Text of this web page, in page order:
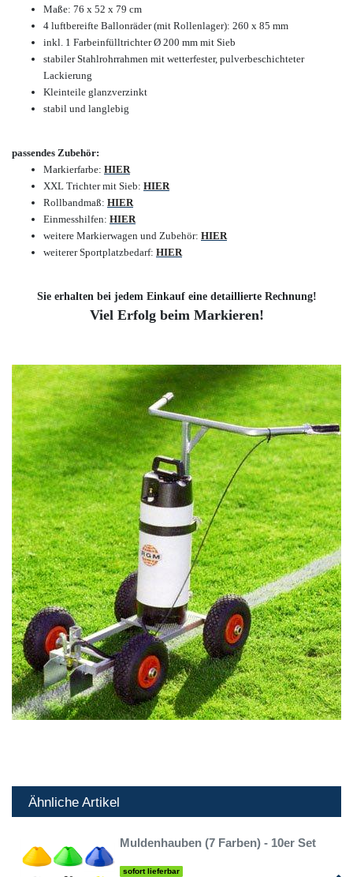
Maße: 76 x 52 x 79 cm
4 luftbereifte Ballonräder (mit Rollenlager): 260 x 85 mm
inkl. 1 Farbeinfülltrichter Ø 200 mm mit Sieb
stabiler Stahlrohrrahmen mit wetterfester, pulverbeschichteter
Lackierung
Kleinteile glanzverzinkt
stabil und langlebig
passendes Zubehör:
Markierfarbe: HIER
XXL Trichter mit Sieb: HIER
Rollbandmaß: HIER
Einmesshilfen: HIER
weitere Markierwagen und Zubehör: HIER
weiterer Sportplatzbedarf: HIER
Sie erhalten bei jedem Einkauf eine detaillierte Rechnung!
Viel Erfolg beim Markieren!
Ähnliche Artikel
Muldenhauben (7 Farben) - 10er Set
sofort lieferbar